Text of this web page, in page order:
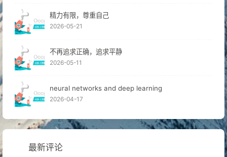
精力有限，尊重自己
2026-05-21
不再追求正确，追求平静
2026-05-11
neural networks and deep learning
2026-04-17
最新评论